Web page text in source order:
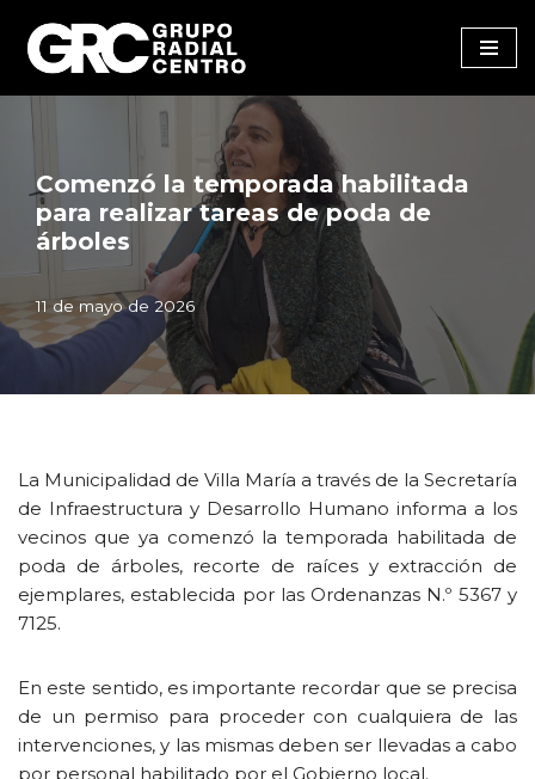
Saltar
al
Comenzó la temporada habilitada
para realizar tareas de poda de
árboles
11 de mayo de 2026
La Municipalidad de Villa María a través de la Secretaría
de Infraestructura y Desarrollo Humano informa a los
vecinos que ya comenzó la temporada habilitada de
poda de árboles, recorte de raíces y extracción de
ejemplares, establecida por las Ordenanzas N.º 5367 y
7125.
En este sentido, es importante recordar que se precisa
de un permiso para proceder con cualquiera de las
intervenciones, y las mismas deben ser llevadas a cabo
por personal habilitado por el Gobierno local.